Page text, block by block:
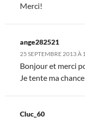
Merci!
ange282521
25 SEPTEMBRE 2013 À
Bonjour et merci
Je tente ma
Cluc_60